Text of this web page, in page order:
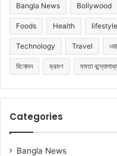
Bangla News Bollywood
Foods Health lifestyle
Technology Travel
বিনোদন ভ্রমণ মমতা
Categories
Bangla News